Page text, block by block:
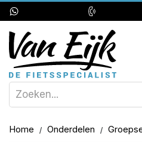
Home Onderdelen